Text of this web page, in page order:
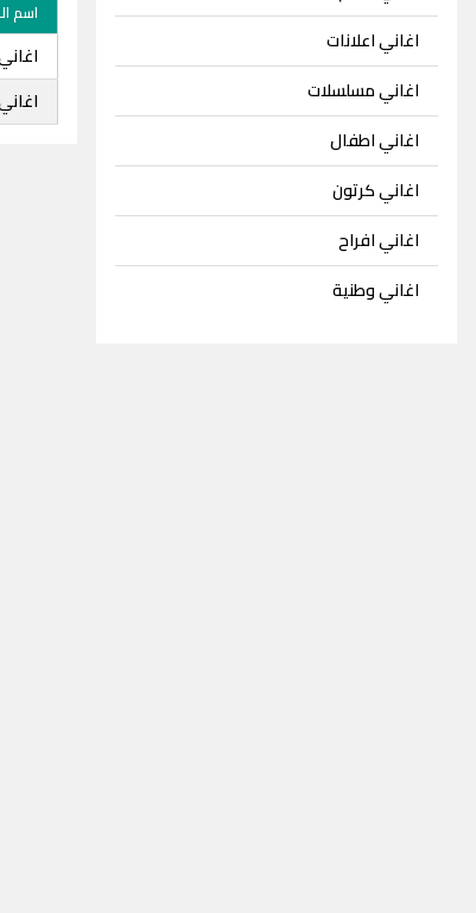
اغاني اعلانات
اغاني مسلسلات
اغاني اطفال
اغاني كرتون
اغاني افراح
اغاني وطنية
اسم